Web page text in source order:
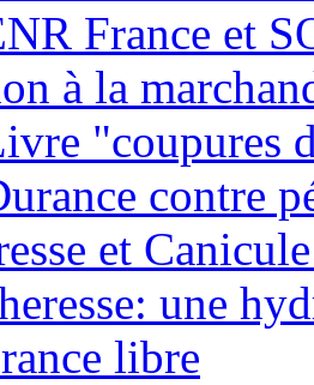
France et
à la
"coupures
contre
et
une
libre